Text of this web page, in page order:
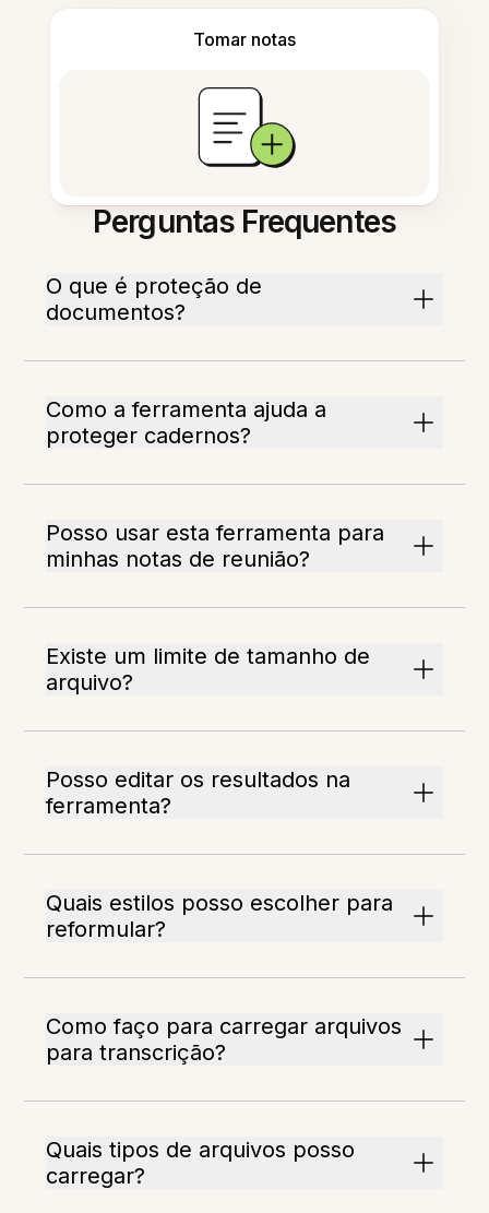
Tomar notas
Perguntas Frequentes
O que é proteção de
documentos?
Como a ferramenta ajuda a
proteger cadernos?
Posso usar esta ferramenta para
minhas notas de reunião?
Existe um limite de tamanho de
arquivo?
Posso editar os resultados na
ferramenta?
Quais estilos posso escolher para
reformular?
Como faço para carregar arquivos
para transcrição?
Quais tipos de arquivos posso
carregar?